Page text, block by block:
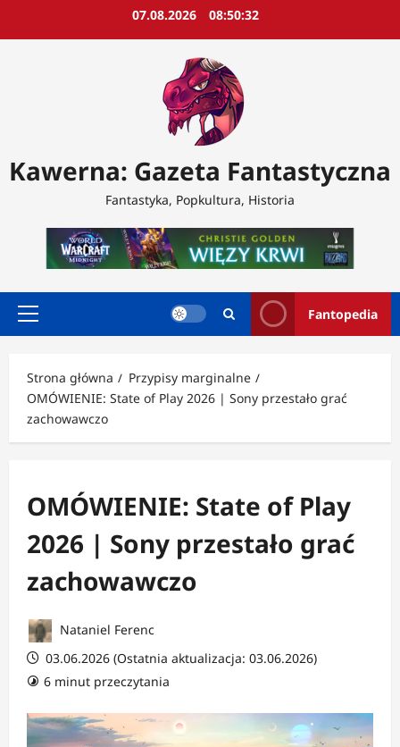
07.08.2026 08:50:34
Kawerna: Gazeta Fantastyczna
Fantastyka, Popkultura, Historia
Menu
Fantopedia
Strona główna
Przypisy marginalne
OMÓWIENIE: State of Play 2026 | Sony przestało grać
zachowawczo
OMÓWIENIE: State of Play
2026 | Sony przestało grać
zachowawczo
Nataniel Ferenc
03.06.2026 (Ostatnia aktualizacja: 03.06.2026)
6 minut przeczytania